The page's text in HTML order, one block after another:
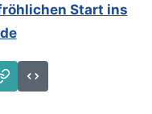
Start ins
Link
Code